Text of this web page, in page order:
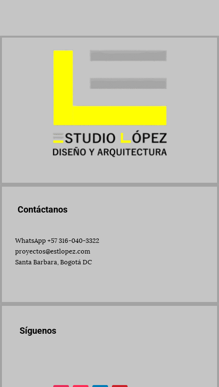
Contáctanos
WhatsApp +57 316-040-3322
proyectos@estlopez.com
Santa Barbara, Bogotá DC
Síguenos